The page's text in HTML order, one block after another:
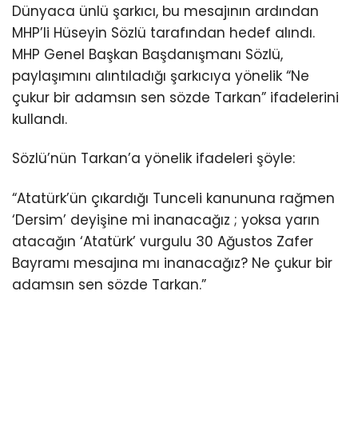
Dünyaca ünlü şarkıcı, bu mesajının ardından
MHP’li Hüseyin Sözlü tarafından hedef alındı.
MHP Genel Başkan Başdanışmanı Sözlü,
paylaşımını alıntıladığı şarkıcıya yönelik “Ne
çukur bir adamsın sen sözde Tarkan” ifadelerini
kullandı.
Sözlü’nün Tarkan’a yönelik ifadeleri şöyle:
“Atatürk’ün çıkardığı Tunceli kanununa rağmen
‘Dersim’ deyişine mi inanacağız ; yoksa yarın
atacağın ‘Atatürk’ vurgulu 30 Ağustos Zafer
Bayramı mesajına mı inanacağız? Ne çukur bir
adamsın sen sözde Tarkan.”